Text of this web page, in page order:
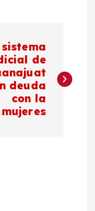
sistema
de
deuda
con la
mujeres